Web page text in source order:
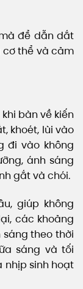
để dẫn dắt
cơ thể và cảm
bàn về kiến
khoét, lùi vào
đi vào không
ánh sáng
gắt và chói.
giúp không
các khoảng
theo thời
sáng và tối
nhịp sinh hoạt